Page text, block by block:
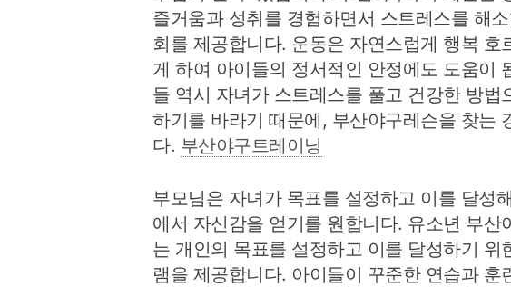
즐거움과 성취를 경험하면서 스트레스를 해
회를 제공합니다. 운동은 자연스럽게 행복 호
게 하여 아이들의 정서적인 안정에도 도움이
들 역시 자녀가 스트레스를 풀고 건강한 방법
하기를 바라기 때문에, 부산야구레슨을 찾는
다. 부산야구트레이닝
부모님은 자녀가 목표를 설정하고 이를 달성
에서 자신감을 얻기를 원합니다. 유소년 부산
는 개인의 목표를 설정하고 이를 달성하기 위
램을 제공합니다. 아이들이 꾸준한 연습과 훈